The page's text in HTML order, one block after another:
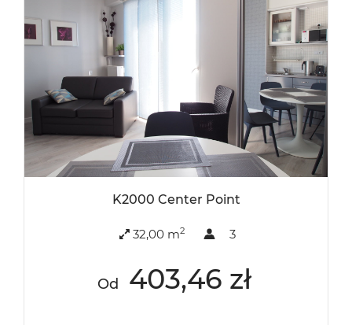
K2000 Center Point
32,00 m2 3
Od 403,46 zł